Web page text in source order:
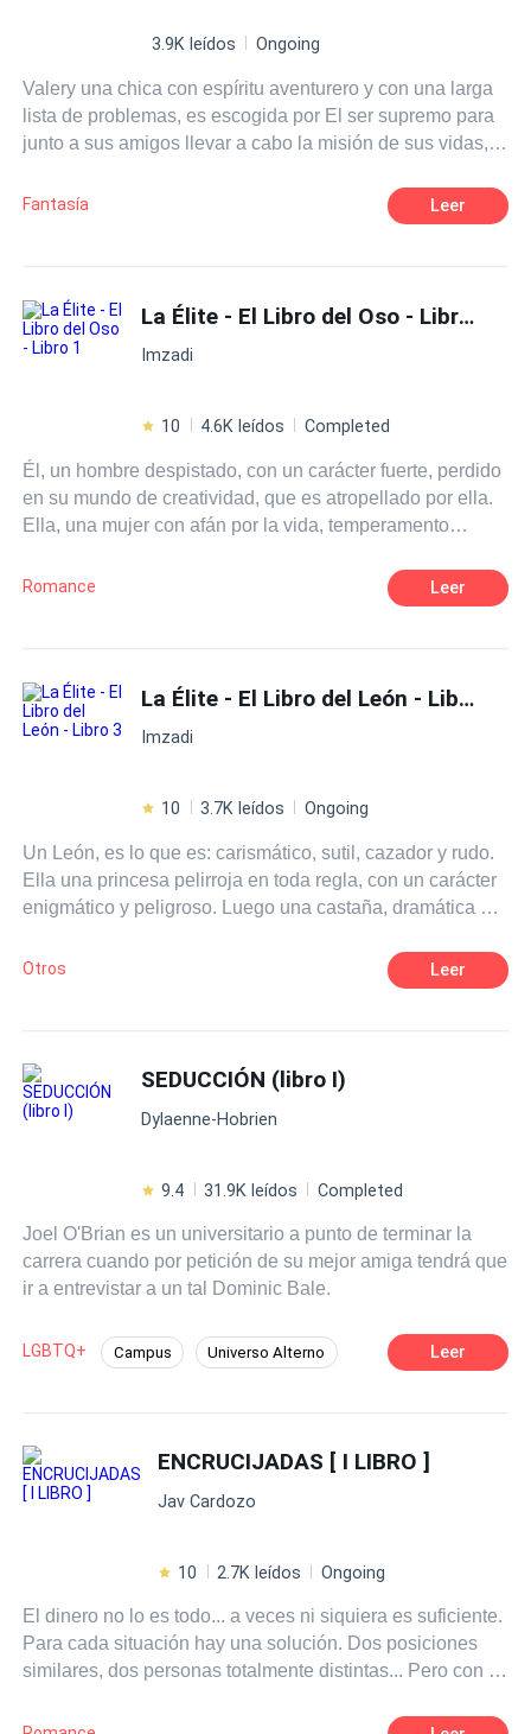
3.9K leídos Ongoing
Valery una chica con espíritu aventurero y con una larga
lista de problemas, es escogida por El ser supremo para
junto a sus amigos llevar a cabo la misión de sus vidas,
de la destrucción inminente de sus vidas. En proceso se
Fantasía Leer
La Élite - El Libro del Oso - Libro 1
Imzadi
10 4.6K leídos Completed
Él, un hombre despistado, con un carácter fuerte, perdido
en su mundo de creatividad, que es atropellado por ella.
Ella, una mujer con afán por la vida, temperamento
quiere su futura pareja en ella. Una salvaje sin dirección.
¿Lograra él conocer a profundidad la mujer, que le arroya
cruzan, dando a sus mundos, el misterio suficiente para
lanzarse a recorrer los paradigmas de la sensualidad que
Romance Leer
La Élite - El Libro del León - Libro 3
Imzadi
10 3.7K leídos Ongoing
Un León, es lo que es: carismático, sutil, cazador y rudo.
Ella una princesa pelirroja en toda regla, con un carácter
enigmático y peligroso. Luego una castaña, dramática en
rubia a la que no puedes ignorar, su suave espíritu es
fuerza en crecimiento. Un cóctel que se enciende las
Otros Leer
SEDUCCIÓN (libro I)
Dylaenne-Hobrien
9.4 31.9K leídos Completed
Joel O'Brian es un universitario a punto de terminar la
carrera cuando por petición de su mejor amiga tendrá que
ir a entrevistar a un tal Dominic Bale.
LGBTQ+ Campus Universo Alterno
Esclavo/a
Leer
ENCRUCIJADAS [ I LIBRO ]
Jav Cardozo
10 2.7K leídos Ongoing
El dinero no lo es todo... a veces ni siquiera es suficiente.
Para cada situación hay una solución. Dos posiciones
similares, dos personas totalmente distintas... Pero con el